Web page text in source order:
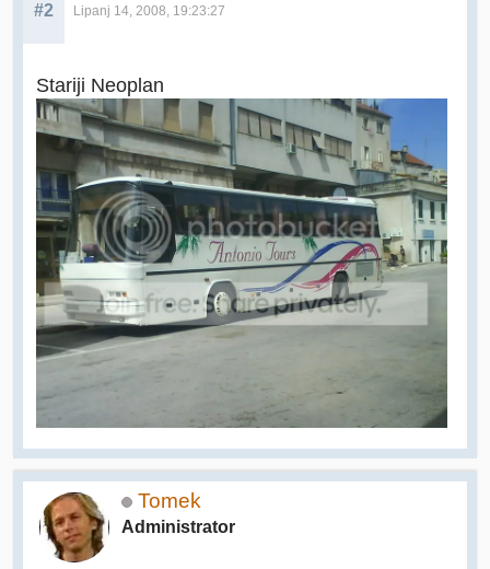
#2 Lipanj 14, 2008, 19:23:27
Stariji Neoplan
Tomek
Administrator